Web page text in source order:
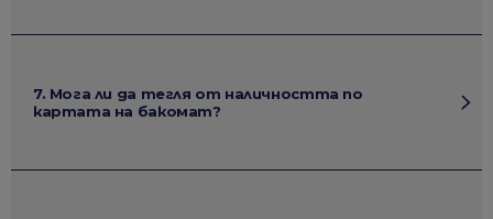
7. Мога ли да тегля от наличността по
картата на бакомат?